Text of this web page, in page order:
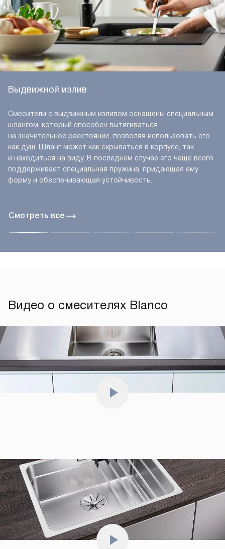
Смотреть все
Выдвижной излив
Смесители с выдвижным изливом оснащены специальным
шлангом, который способен вытягиваться
на значительное расстояние, позволяя использовать его
как душ. Шланг может как скрываться в корпусе, так
и находиться на виду. В последнем случае его чаще всего
поддерживает специальная пружина, придающая ему
форму и обеспечивающая устойчивость.
Видео о смесителях Blanco